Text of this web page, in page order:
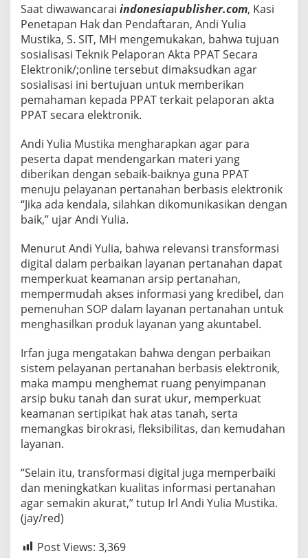
Saat diwawancarai indonesiapublisher.com, Kasi
Penetapan Hak dan Pendaftaran, Andi Yulia
Mustika, S. SIT, MH mengemukakan, bahwa tujuan
sosialisasi Teknik Pelaporan Akta PPAT Secara
Elektronik/;online tersebut dimaksudkan agar
sosialisasi ini bertujuan untuk memberikan
pemahaman kepada PPAT terkait pelaporan akta
PPAT secara elektronik.
Andi Yulia Mustika mengharapkan agar para
peserta dapat mendengarkan materi yang
diberikan dengan sebaik-baiknya guna PPAT
menuju pelayanan pertanahan berbasis elektronik
“Jika ada kendala, silahkan dikomunikasikan dengan
baik,” ujar Andi Yulia.
Menurut Andi Yulia, bahwa relevansi transformasi
digital dalam perbaikan layanan pertanahan dapat
memperkuat keamanan arsip pertanahan,
mempermudah akses informasi yang kredibel, dan
pemenuhan SOP dalam layanan pertanahan untuk
menghasilkan produk layanan yang akuntabel.
Irfan juga mengatakan bahwa dengan perbaikan
sistem pelayanan pertanahan berbasis elektronik,
maka mampu menghemat ruang penyimpanan
arsip buku tanah dan surat ukur, memperkuat
keamanan sertipikat hak atas tanah, serta
memangkas birokrasi, fleksibilitas, dan kemudahan
layanan.
“Selain itu, transformasi digital juga memperbaiki
dan meningkatkan kualitas informasi pertanahan
agar semakin akurat,” tutup Irl Andi Yulia Mustika.
(jay/red)
Post Views: 3,369